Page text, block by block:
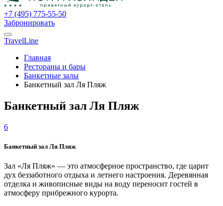
+7 (495) 775-55-50
Забронировать
TravelLine
Главная
Рестораны и бары
Банкетные залы
Банкетный зал Ля Пляж
Банкетный зал Ля Пляж
6
Банкетный зал Ля Пляж
Зал «Ля Пляж» — это атмосферное пространство, где царит
дух беззаботного отдыха и летнего настроения. Деревянная
отделка и живописные виды на воду переносит гостей в
атмосферу прибрежного курорта.